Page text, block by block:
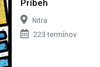
Príbeh
Nitra
223 termínov